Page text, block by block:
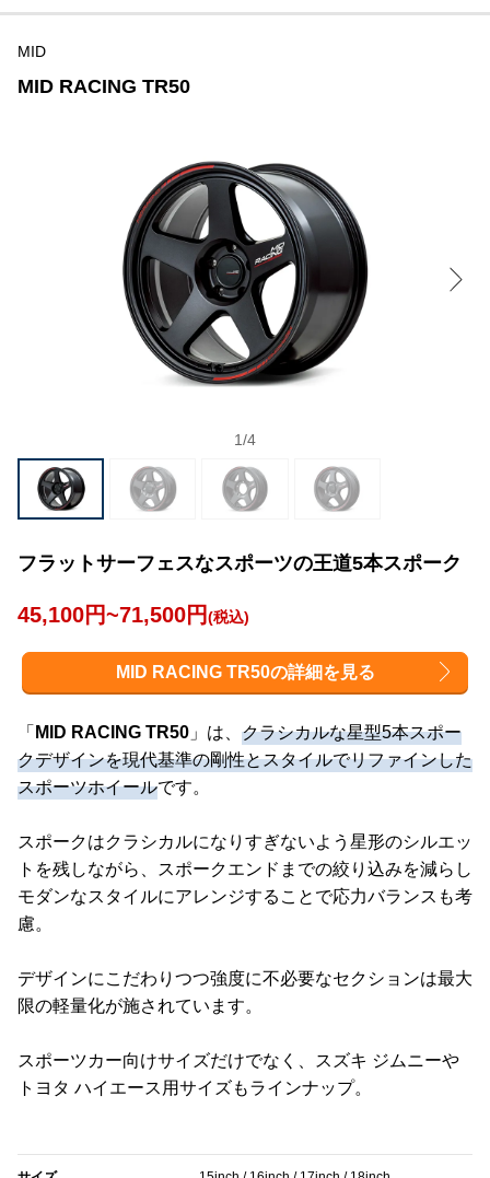
MID
MID RACING TR50
1/4
フラットサーフェスなスポーツの王道5本スポーク
45,100円~71,500円(税込)
MID RACING TR50の詳細を見る
「 MID RACING TR50 」は、 クラシカルな星型5本スポー
クデザインを現代基準の剛性とスタイルでリファインした
スポーツホイールです。
スポークはクラシカルになりすぎないよう星形のシルエッ
トを残しながら、スポークエンドまでの絞り込みを減らし
モダンなスタイルにアレンジすることで応力バランスも考
慮。
デザインにこだわりつつ強度に不必要なセクションは最大
限の軽量化が施されています。
スポーツカー向けサイズだけでなく、スズキ ジムニーや
トヨタ ハイエース用サイズもラインナップ。